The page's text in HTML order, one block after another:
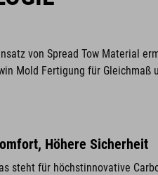
von Spread Tow Material
Mold Fertigung für
Höhere Sicherheit
steht für höchstinnovative